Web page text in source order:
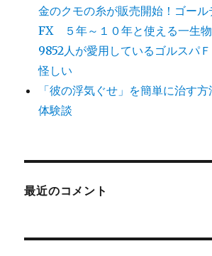
金のクモの糸が販売開始！ゴー
FX ５年～１０年と使える一生
9852人が愛用しているゴルスパ
怪しい
「彼の浮気ぐせ」を簡単に治す
体験談
最近のコメント